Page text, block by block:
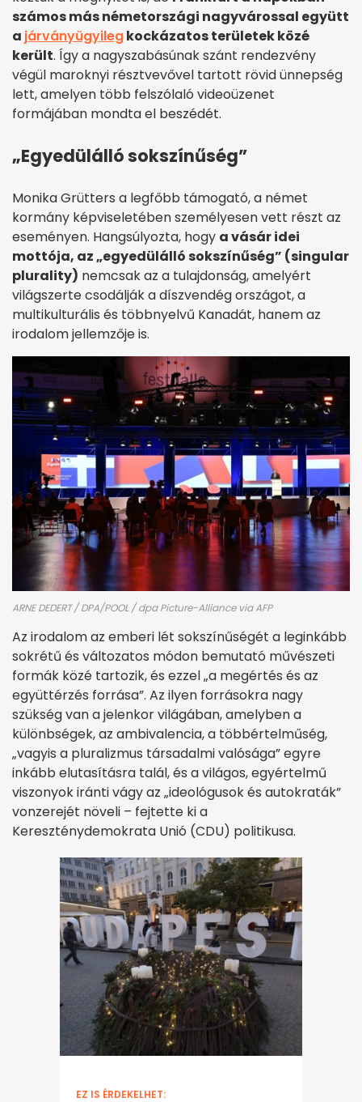
számos más németországi nagyvárossal együtt
a járványügyilegkockázatos területek közé
került. Így a nagyszabásúnak szánt rendezvény
végül maroknyi résztvevővel tartott rövid ünnepség
lett, amelyen több felszólaló videoüzenet
formájában mondta el beszédét.
„Egyedülálló sokszínűség”
Monika Grütters a legfőbb támogató, a német
kormány képviseletében személyesen vett részt az
eseményen. Hangsúlyozta, hogy a vásár idei
mottója, az „egyedülálló sokszínűség” (singular
plurality) nemcsak az a tulajdonság, amelyért
világszerte csodálják a díszvendég országot, a
multikulturális és többnyelvű Kanadát, hanem az
irodalom jellemzője is.
ARNE DEDERT / DPA/POOL / dpa Picture-Alliance via AFP
Az irodalom az emberi lét sokszínűségét a leginkább
sokrétű és változatos módon bemutató művészeti
formák közé tartozik, és ezzel „a megértés és az
együttérzés forrása”. Az ilyen forrásokra nagy
szükség van a jelenkor világában, amelyben a
különbségek, az ambivalencia, a többértelműség,
„vagyis a pluralizmus társadalmi valósága” egyre
inkább elutasításra talál, és a világos, egyértelmű
viszonyok iránti vágy az „ideológusok és autokraták”
vonzerejét növeli – fejtette ki a
Kereszténydemokrata Unió (CDU) politikusa.
EZ IS ÉRDEKELHET: